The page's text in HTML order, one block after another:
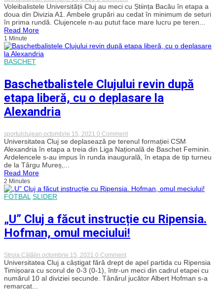
„U”
NTT
poate
obține
Bacău
Voleibalistele Universității Cluj au meci cu Știința Bacău în etapa a
doua din Divizia A1. Ambele grupări au cedat în minimum de seturi
în prima rundă. Clujencele n-au putut face mare lucru pe teren...
Read More
1 Minute
BASCHET
Baschetbalistele Clujului revin după
etapa liberă, cu o deplasare la
Alexandria
sportulclujean octombrie 15, 2021 0 Commenton
Baschetbalistele
Clujului
revin
după
Universitatea Cluj se deplasează pe terenul formației CSM
Alexandria în etapa a treia din Liga Națională de Baschet Feminin.
Ardelencele s-au impus în runda inaugurală, în etapa de tip turneu
de la Târgu Mureș,...
Read More
2 Minutes
FOTBAL SLIDER
„U” Cluj a făcut instrucție cu Ripensia.
Hofman, omul meciului!
Stroia Cătălin octombrie 15, 2021 0 Commenton
„U”
Cluj
a
făcut
Universitatea Cluj a câștigat fără drept de apel partida cu Ripensia
Timișoara cu scorul de 0-3 (0-1), într-un meci din cadrul etapei cu
numărul 10 al diviziei secunde. Tânărul jucător Albert Hofman s-a
remarcat...